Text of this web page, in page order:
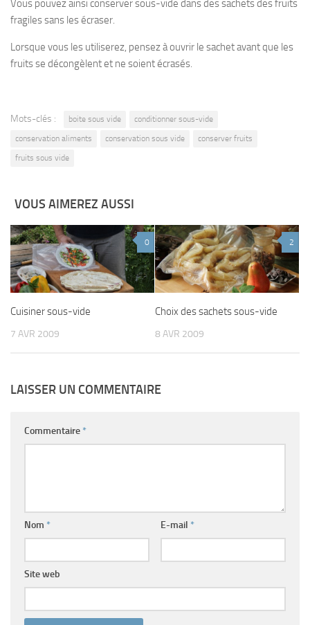
Vous pouvez ainsi conserver sous-vide dans des sachets des fruits
fragiles sans les écraser.
Lorsque vous les utiliserez, pensez à ouvrir le sachet avant que les
fruits se décongèlent et ne soient écrasés.
Mots-clés : boite sous vide
conditionner sous-vide
conservation aliments
conservation sous vide
conserver fruits
fruits sous vide
VOUS AIMEREZ AUSSI
0
Cuisiner sous-vide
7 AVR 2009
2
Choix des sachets sous-vide
8 AVR 2009
LAISSER UN COMMENTAIRE
Commentaire *
Nom * E-mail *
Site web